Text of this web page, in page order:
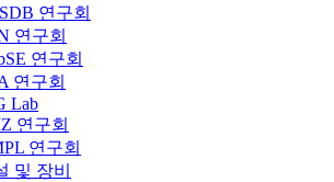
연구회
연구회
연구회
연구회
Lab
연구회
연구회
및 장비